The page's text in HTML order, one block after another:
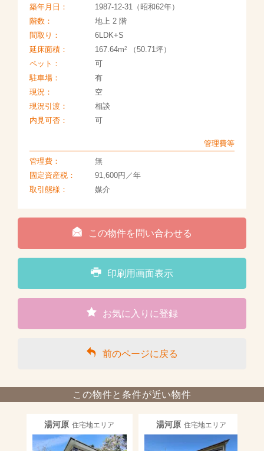
築年月日：
1987-12-31（昭和62年）
階数：
地上 2 階
間取り：
6LDK+S
延床面積：
167.64m2（50.71坪）
ペット：
可
駐車場：
有
現況：
空
現況引渡：
相談
内見可否：
可
管理費等
管理費：
無
固定資産税：
91,600円／年
取引態様：
媒介
この物件を問い合わせる
印刷用画面表示
お気に入りに登録
前のページに戻る
この物件と条件が近い物件
湯河原 住宅地エリア 湯河原 住宅地エリア